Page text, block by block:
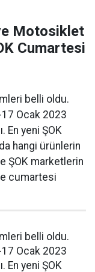
Motosiklet
Cumartesi
belli oldu.
Ocak 2023
En yeni ŞOK
hangi ürünlerin
ŞOK marketlerin
cumartesi
belli oldu.
Ocak 2023
En yeni ŞOK